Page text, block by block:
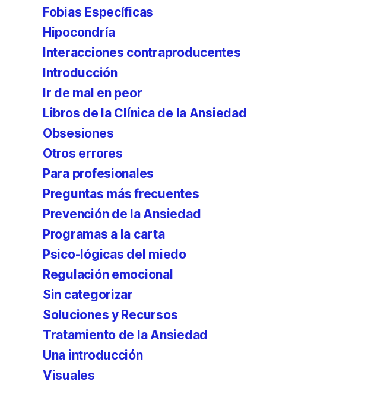
Fobias Específicas
Hipocondría
Interacciones contraproducentes
Introducción
Ir de mal en peor
Libros de la Clínica de la Ansiedad
Obsesiones
Otros errores
Para profesionales
Preguntas más frecuentes
Prevención de la Ansiedad
Programas a la carta
Psico-lógicas del miedo
Regulación emocional
Sin categorizar
Soluciones y Recursos
Tratamiento de la Ansiedad
Una introducción
Visuales